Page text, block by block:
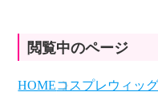
閲覧中のページ
HOMEコスプレウィッグ